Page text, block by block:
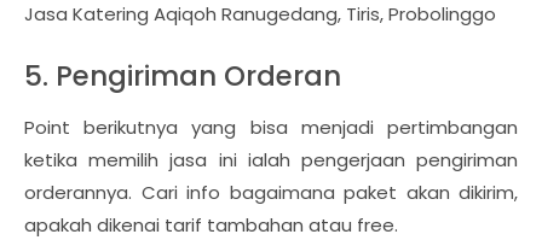
Jasa Katering Aqiqoh Ranugedang, Tiris, Probolinggo
5. Pengiriman Orderan
Point berikutnya yang bisa menjadi pertimbangan
ketika memilih jasa ini ialah pengerjaan pengiriman
orderannya. Cari info bagaimana paket akan dikirim,
apakah dikenai tarif tambahan atau free.